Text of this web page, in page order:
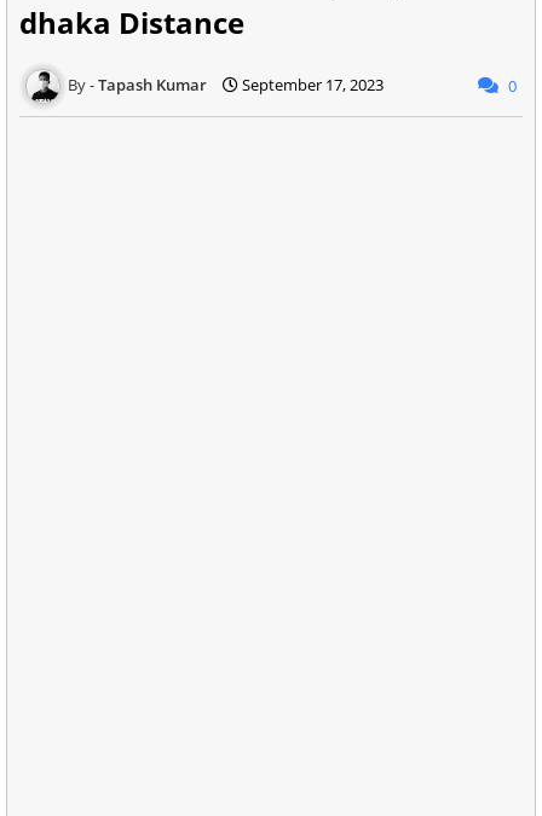
dhaka Distance
Tapash Kumar September 17, 2023 0